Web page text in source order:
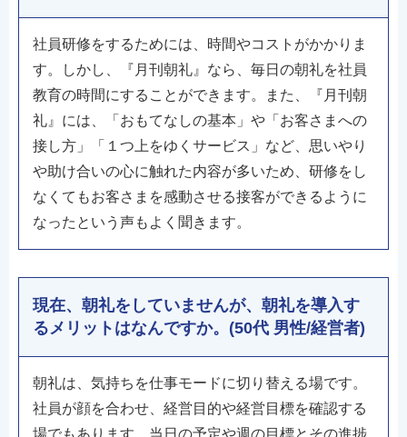
社員研修をするためには、時間やコストがかかりま
す。しかし、『月刊朝礼』なら、毎日の朝礼を社員
教育の時間にすることができます。また、『月刊朝
礼』には、「おもてなしの基本」や「お客さまへの
接し方」「１つ上をゆくサービス」など、思いやり
や助け合いの心に触れた内容が多いため、研修をし
なくてもお客さまを感動させる接客ができるように
なったという声もよく聞きます。
現在、朝礼をしていませんが、朝礼を導入す
るメリットはなんですか。(50代 男性/経営者)
朝礼は、気持ちを仕事モードに切り替える場です。
社員が顔を合わせ、経営目的や経営目標を確認する